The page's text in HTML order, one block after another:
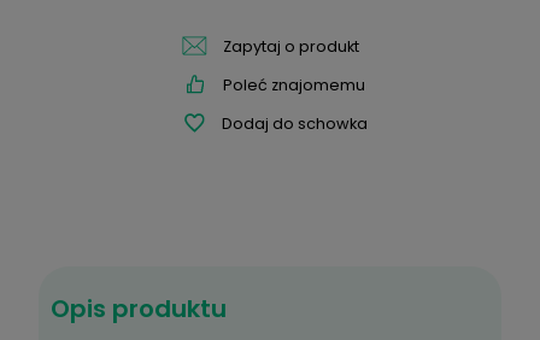
297,99 zł
Zyskujesz
Opis produktu